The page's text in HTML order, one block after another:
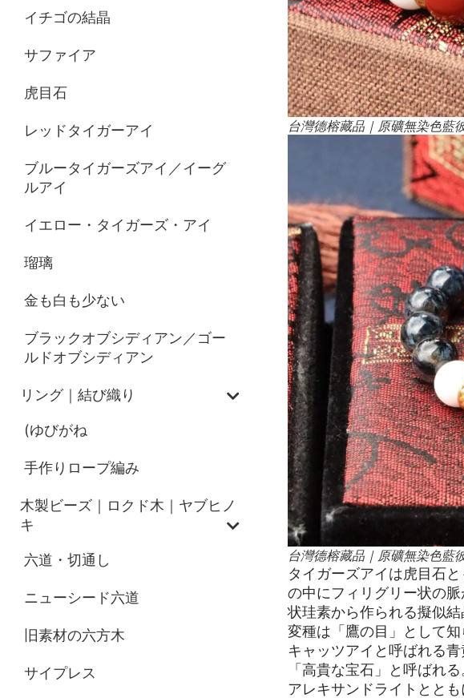
イチゴの結晶
サファイア
虎目石
レッドタイガーアイ
ブルータイガーズアイ／イーグ
ルアイ
イエロー・タイガーズ・アイ
瑠璃
金も白も少ない
ブラックオブシディアン／ゴー
ルドオブシディアン
リング｜結び織り
(ゆびがね
手作りロープ編み
木製ビーズ｜ロクド木｜ヤブヒノ
キ
六道・切通し
ニューシード六道
旧素材の六方木
サイプレス
台灣德榕藏品｜原礦無染色藍
台灣德榕藏品｜原礦無染色藍
タイガーズアイは虎目石
の中にフィリグリー状の
状珪素から作られる擬似
変種は「鷹の目」として
キャッツアイと呼ばれる
「高貴な宝石」と呼ばれる
アレキサンドライトとと